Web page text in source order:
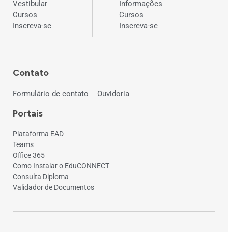
Vestibular
Cursos
Inscreva-se
Informações
Cursos
Inscreva-se
Contato
Formulário de contato Ouvidoria
Portais
Plataforma EAD
Teams
Office 365
Como Instalar o EduCONNECT
Consulta Diploma
Validador de Documentos